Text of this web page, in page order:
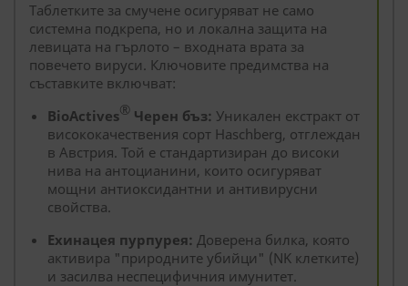
Таблетките за смучене осигуряват не само
системна подкрепа, но и локална защита на
левицата на гърлото – входната врата за
повечето вируси. Ключовите предимства на
съставките включват:
BioActives® Черен бъз: Уникален екстракт от
висококачествения сорт Haschberg, отглеждан
в Австрия. Той е стандартизиран до високи
нива на антоцианини, които осигуряват
мощни антиоксидантни и антивирусни
свойства.
Ехинацея пурпурея: Доверена билка, която
активира "природните убийци" (NK клетките)
и засилва неспецифичния имунитет.